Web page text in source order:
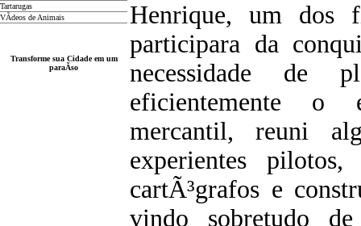
Tartarugas
VÃ­deos de Animais
Transforme sua Cidade em um
paraÃ­so
Henrique, um dos
participara da
necessidade de
eficientemente o
mercantil, reuni
experientes pilotos,
cartÃ³grafos e
vindo sobretudo